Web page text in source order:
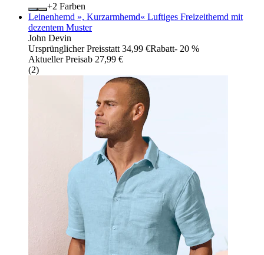
+
Farben
Leinenhemd », Kurzarmhemd« Luftiges Freizeithemd mit
dezentem Muster
John Devin
Ursprünglicher Preisstatt 34,99 €Rabatt- 20 %
Aktueller Preisab 27,99 €
(2)